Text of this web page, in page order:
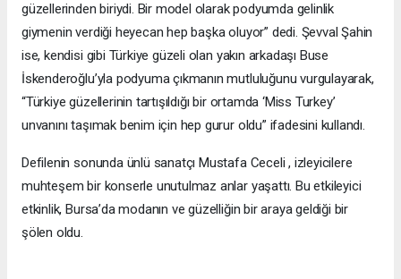
güzellerinden biriydi. Bir model olarak podyumda gelinlik
giymenin verdiği heyecan hep başka oluyor” dedi. Şevval Şahin
ise, kendisi gibi Türkiye güzeli olan yakın arkadaşı Buse
İskenderoğlu’yla podyuma çıkmanın mutluluğunu vurgulayarak,
“Türkiye güzellerinin tartışıldığı bir ortamda ‘Miss Turkey’
unvanını taşımak benim için hep gurur oldu” ifadesini kullandı.
Defilenin sonunda ünlü sanatçı Mustafa Ceceli , izleyicilere
muhteşem bir konserle unutulmaz anlar yaşattı. Bu etkileyici
etkinlik, Bursa’da modanın ve güzelliğin bir araya geldiği bir
şölen oldu.